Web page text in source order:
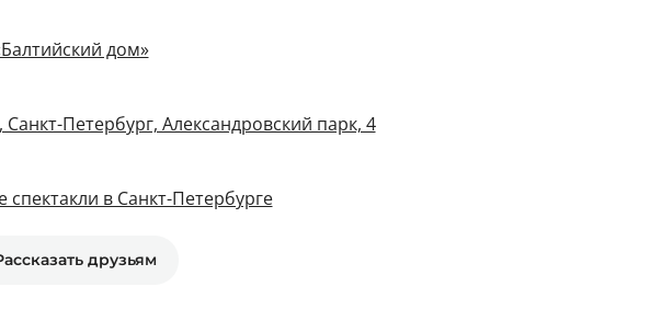
дом»
Санкт-Петербург, Александровский парк, 4
спектакли в Санкт-Петербурге
друзьям